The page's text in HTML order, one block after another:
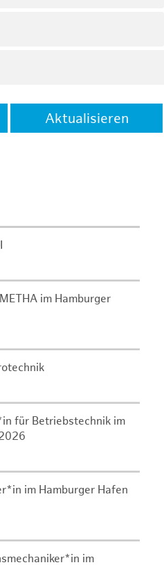
Aktualisieren
im Hamburger
für Betriebstechnik im
im Hamburger Hafen
im